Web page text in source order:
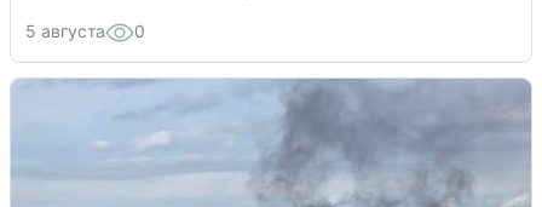
5 августа 0